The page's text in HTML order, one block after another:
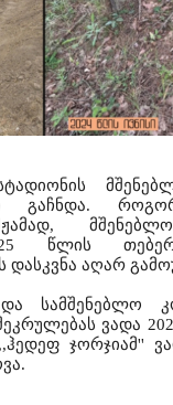
გაჩნდა.
წლის
დასკვნა აღარ
სამშენებლო
ვადა
ჯორჯიამ''